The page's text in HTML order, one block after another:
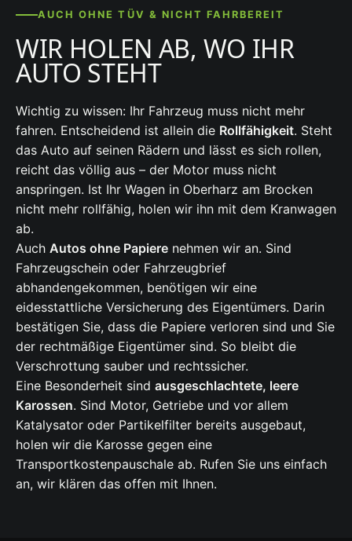
AUCH OHNE TÜV & NICHT FAHRBEREIT
WIR HOLEN AB, WO IHR
AUTO STEHT
Wichtig zu wissen: Ihr Fahrzeug muss nicht mehr
fahren. Entscheidend ist allein die Rollfähigkeit. Steht
das Auto auf seinen Rädern und lässt es sich rollen,
reicht das völlig aus – der Motor muss nicht
anspringen. Ist Ihr Wagen in Oberharz am Brocken
nicht mehr rollfähig, holen wir ihn mit dem Kranwagen
ab.
Auch Autos ohne Papiere nehmen wir an. Sind
Fahrzeugschein oder Fahrzeugbrief
abhandengekommen, benötigen wir eine
eidesstattliche Versicherung des Eigentümers. Darin
bestätigen Sie, dass die Papiere verloren sind und Sie
der rechtmäßige Eigentümer sind. So bleibt die
Verschrottung sauber und rechtssicher.
Eine Besonderheit sind ausgeschlachtete, leere
Karossen. Sind Motor, Getriebe und vor allem
Katalysator oder Partikelfilter bereits ausgebaut,
holen wir die Karosse gegen eine
Transportkostenpauschale ab. Rufen Sie uns einfach
an, wir klären das offen mit Ihnen.